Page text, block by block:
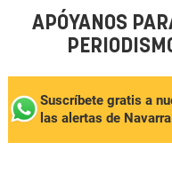
APÓYANOS
Suscríbete gratis a
las alertas de